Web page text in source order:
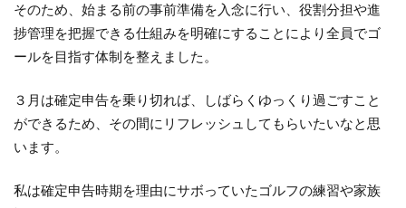
そのため、始まる前の事前準備を入念に行い、役割分担や進
捗管理を把握できる仕組みを明確にすることにより全員でゴ
ールを目指す体制を整えました。
３月は確定申告を乗り切れば、しばらくゆっくり過ごすこと
ができるため、その間にリフレッシュしてもらいたいなと思
います。
私は確定申告時期を理由にサボっていたゴルフの練習や家族